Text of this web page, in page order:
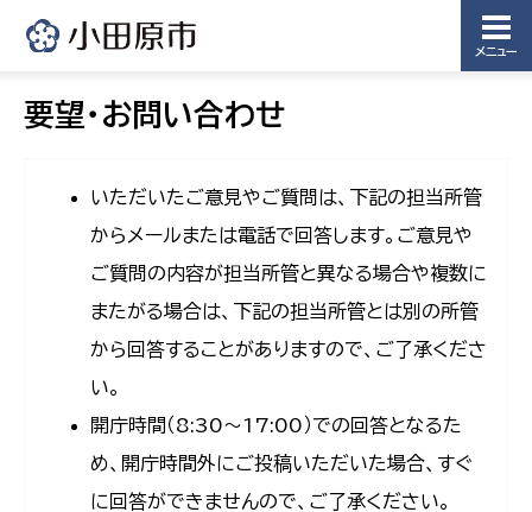
メニュー
要望・お問い合わせ
いただいたご意見やご質問は、下記の担当所管
からメールまたは電話で回答します。ご意見や
ご質問の内容が担当所管と異なる場合や複数に
またがる場合は、下記の担当所管とは別の所管
から回答することがありますので、ご了承くださ
い。
開庁時間（8:30〜17:00）での回答となるた
め、開庁時間外にご投稿いただいた場合、すぐ
に回答ができませんので、ご了承ください。